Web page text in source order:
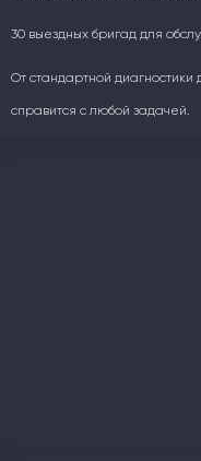
30 выездных бригад для
От стандартной
справится с любой задачей.